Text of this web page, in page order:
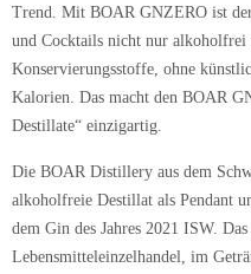
Trend. Mit BOAR GNZERO ist
und Cocktails nicht nur alkoholfrei
Konservierungsstoffe, ohne
Kalorien. Das macht den BOAR
Destillate“ einzigartig.
Die BOAR Distillery aus dem
alkoholfreie Destillat als Pendant
dem Gin des Jahres 2021 ISW.
Lebensmitteleinzelhandel, im